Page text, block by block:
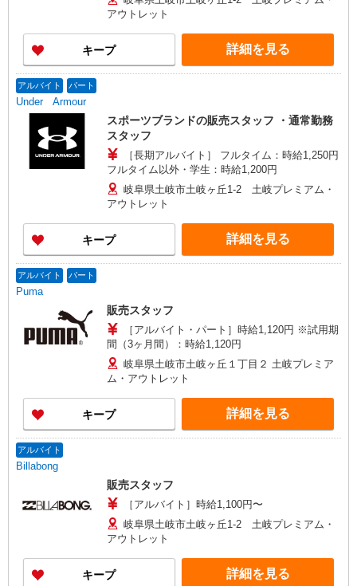
アウトレット
キープ 詳細を見る
アルバイト パート
Under Armour
スポーツブランドの販売スタッフ ・通常勤務
スタッフ
［長期アルバイト］ フルタイム：時給1,250円
フルタイム以外・学生：時給1,200円
岐阜県土岐市土岐ヶ丘1-2 土岐プレミアム・
アウトレット
キープ 詳細を見る
アルバイト パート
Puma
販売スタッフ
［アルバイト・パート］時給1,120円 ※試用期
間（3ヶ月間）：時給1,120円
岐阜県土岐市土岐ヶ丘１丁目２ 土岐プレミア
ム・アウトレット
キープ 詳細を見る
アルバイト
Billabong
販売スタッフ
［アルバイト］時給1,100円〜
岐阜県土岐市土岐ヶ丘1-2 土岐プレミアム・
アウトレット
キープ 詳細を見る